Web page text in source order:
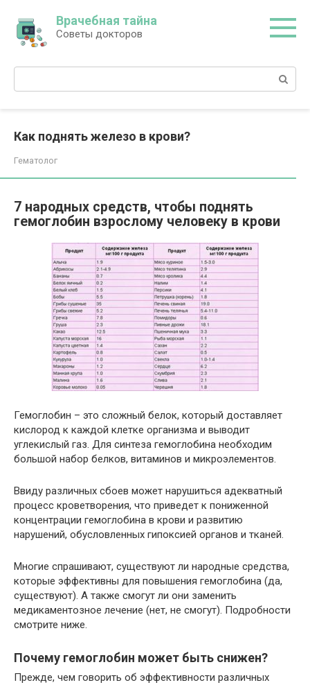
контенту
Врачебная тайна
Советы докторов
Поиск:
Как поднять железо в крови?
Гематолог
7 народных средств, чтобы поднять
гемоглобин взрослому человеку в крови
Гемоглобин – это сложный белок, который доставляет
кислород к каждой клетке организма и выводит
углекислый газ. Для синтеза гемоглобина необходим
большой набор белков, витаминов и микроэлементов.
Ввиду различных сбоев может нарушиться адекватный
процесс кроветворения, что приведет к пониженной
концентрации гемоглобина в крови и развитию
нарушений, обусловленных гипоксией органов и тканей.
Многие спрашивают, существуют ли народные средства,
которые эффективны для повышения гемоглобина (да,
существуют). А также смогут ли они заменить
медикаментозное лечение (нет, не смогут). Подробности
смотрите ниже.
Почему гемоглобин может быть снижен?
Прежде, чем говорить об эффективности различных